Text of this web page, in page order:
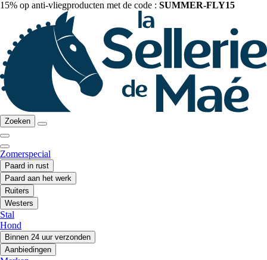
15% op anti-vliegproducten met de code : SUMMER-FLY15
Zoeken
Zomerspecial
Paard in rust
Paard aan het werk
Ruiters
Westers
Stal
Hond
Binnen 24 uur verzonden
Aanbiedingen